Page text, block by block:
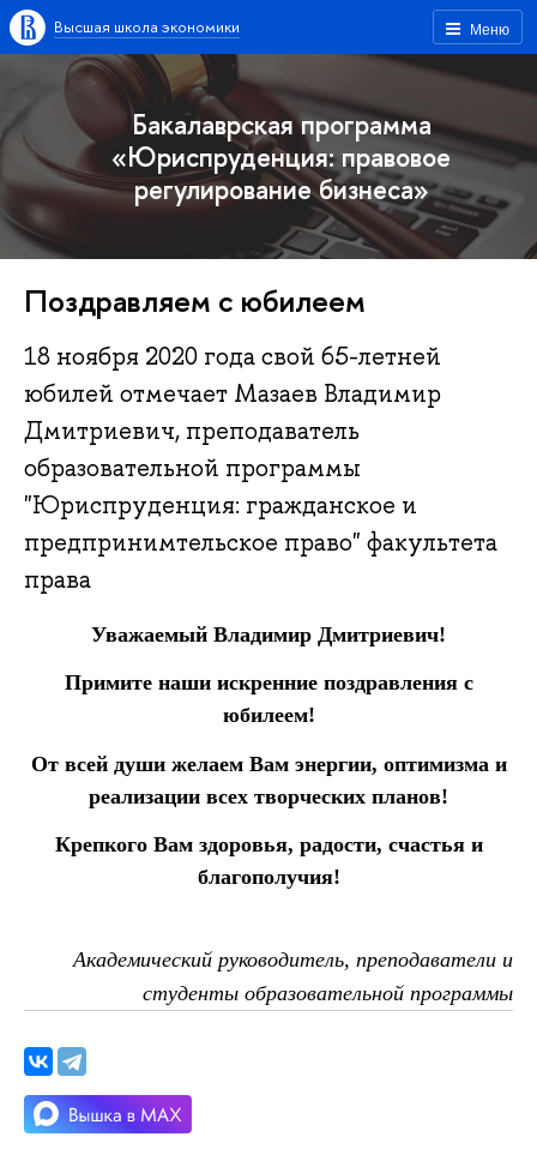
Меню
Высшая школа экономики
Бакалаврская программа
«Юриспруденция: правовое
регулирование бизнеса»
Поздравляем с юбилеем
18 ноября 2020 года свой 65-летней
юбилей отмечает Мазаев Владимир
Дмитриевич, преподаватель
образовательной программы
"Юриспруденция: гражданское и
предпринимтельское право" факультета
права
Уважаемый Владимир Дмитриевич!
Примите наши искренние поздравления с
юбилеем!
От всей души желаем Вам энергии, оптимизма и
реализации всех творческих планов!
Крепкого Вам здоровья, радости, счастья и
благополучия!
Академический руководитель, преподаватели и
студенты образовательной программы